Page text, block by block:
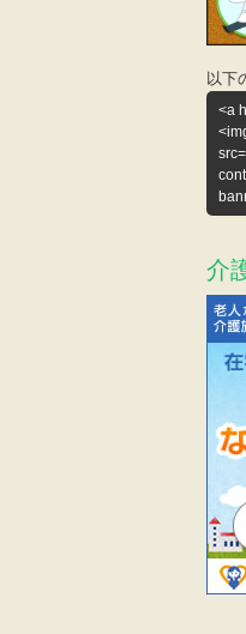
以下
<a
介